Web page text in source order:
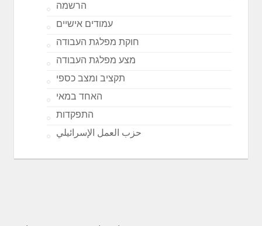
הרשמה
עמודים אישיים
חוקת מפלגת העבודה
מצע מפלגת העבודה
תקציב ומצב כספי
האחד במאי
התפקדות
حزب العمل الإسرائيلي